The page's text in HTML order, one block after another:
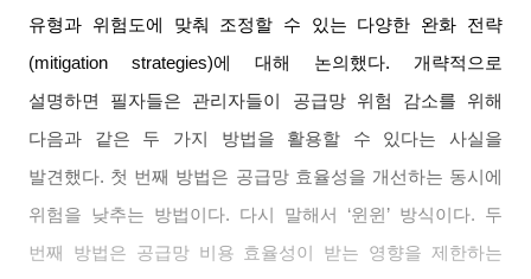
유형과 위험도에 맞춰 조정할 수 있는 다양한 완화 전략
(mitigation strategies)에 대해 논의했다. 개략적으로
설명하면 필자들은 관리자들이 공급망 위험 감소를 위해
다음과 같은 두 가지 방법을 활용할 수 있다는 사실을
발견했다. 첫 번째 방법은 공급망 효율성을 개선하는 동시에
위험을 낮추는 방법이다. 다시 말해서 ‘윈윈 ’ 방식이다. 두
번째 방법은 공급망 비용 효율성이 받는 영향을 제한하는